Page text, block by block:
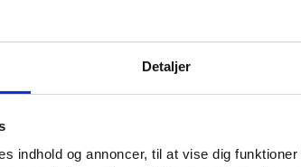
Detaljer
indhold og annoncer, til at vise dig